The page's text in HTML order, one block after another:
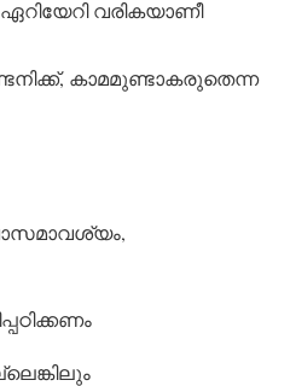
വരികയാണീ
കാമമുണ്ടാകരുതെന്ന